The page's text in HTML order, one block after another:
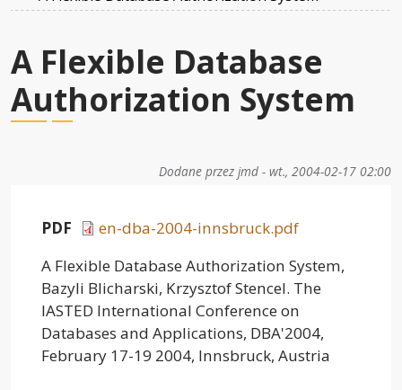
A Flexible Database
Authorization System
Dodane przez jmd - wt., 2004-02-17 02:00
PDF
en-dba-2004-innsbruck.pdf
A Flexible Database Authorization System,
Bazyli Blicharski, Krzysztof Stencel. The
IASTED International Conference on
Databases and Applications, DBA'2004,
February 17-19 2004, Innsbruck, Austria